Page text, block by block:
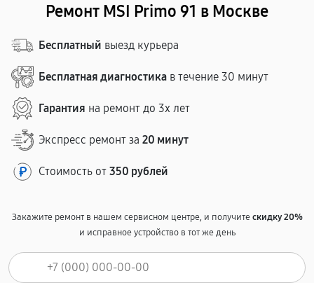
Ремонт MSI Primo 91 в Москве
Бесплатный выезд курьера
Бесплатная диагностика в течение 30 минут
Гарантия на ремонт до 3х лет
Экспресс ремонт за 20 минут
Стоимость от 350 рублей
Закажите ремонт в нашем сервисном центре, и получитескидку 20%
и исправное устройство в тот же день